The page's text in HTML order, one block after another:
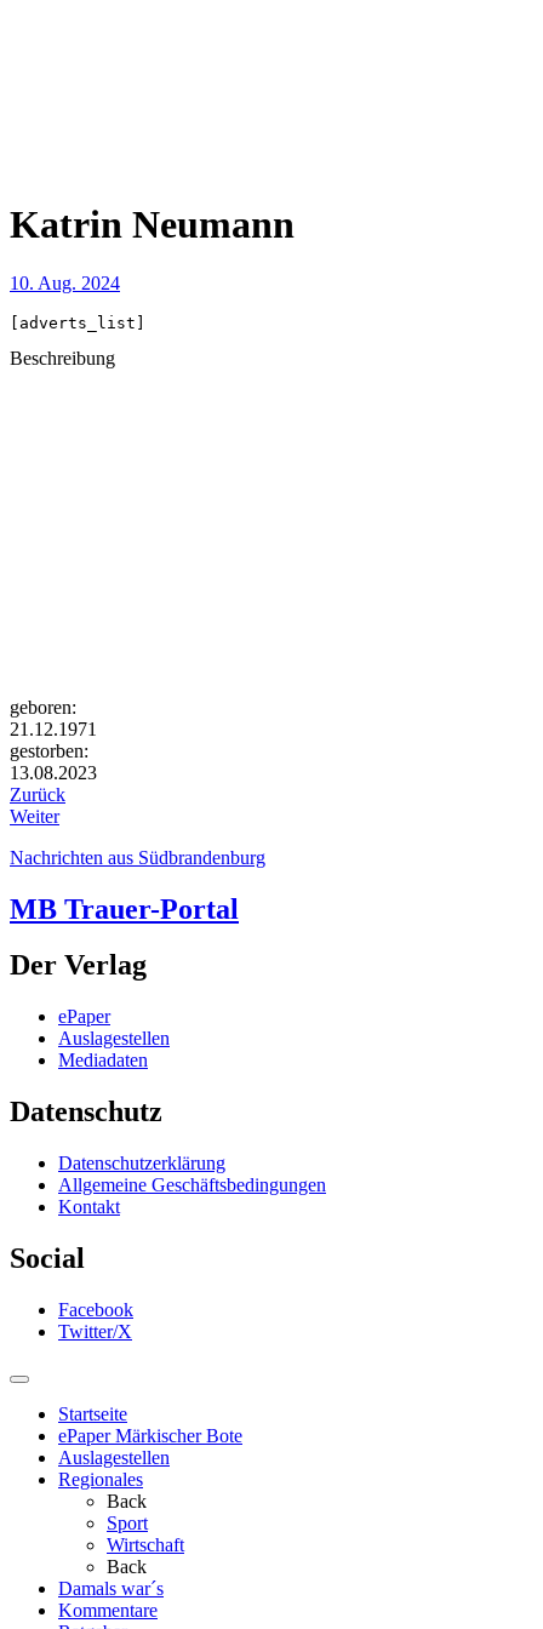
Katrin Neumann
10. Aug. 2024
[adverts_list]
Beschreibung
geboren:
21.12.1971
gestorben:
13.08.2023
Zurück
Weiter
Nachrichten aus Südbrandenburg
MB Trauer-Portal
Der Verlag
ePaper
Auslagestellen
Mediadaten
Datenschutz
Datenschutzerklärung
Allgemeine Geschäftsbedingungen
Kontakt
Social
Facebook
Twitter/X
Startseite
ePaper Märkischer Bote
Auslagestellen
Regionales
Back
Sport
Wirtschaft
Back
Damals war´s
Kommentare